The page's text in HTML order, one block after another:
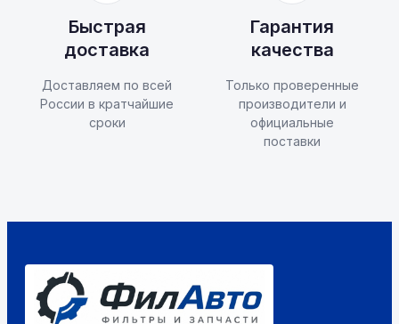
Быстрая
доставка
Доставляем по всей
России в кратчайшие
сроки
Гарантия
качества
Только проверенные
производители и
официальные
поставки